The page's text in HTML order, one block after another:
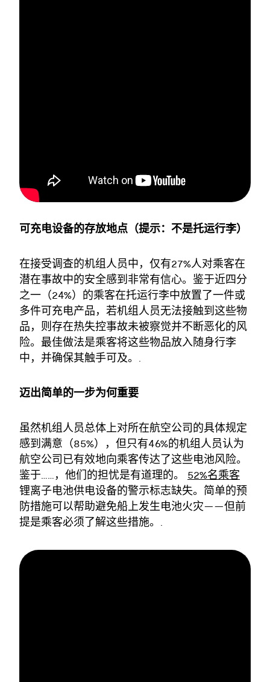
可充电设备的存放地点（提示：不是托运行李）
在接受调查的机组人员中，仅有27%人对乘客在
潜在事故中的安全感到非常有信心。鉴于近四分
之一（24%）的乘客在托运行李中放置了一件或
多件可充电产品，若机组人员无法接触到这些物
品，则存在热失控事故未被察觉并不断恶化的风
险。最佳做法是乘客将这些物品放入随身行李
中，并确保其触手可及。.
迈出简单的一步为何重要
虽然机组人员总体上对所在航空公司的具体规定
感到满意（85%），但只有46%的机组人员认为
航空公司已有效地向乘客传达了这些电池风险。
鉴于……，他们的担忧是有道理的。 52%名乘客
锂离子电池供电设备的警示标志缺失。简单的预
防措施可以帮助避免船上发生电池火灾——但前
提是乘客必须了解这些措施。.